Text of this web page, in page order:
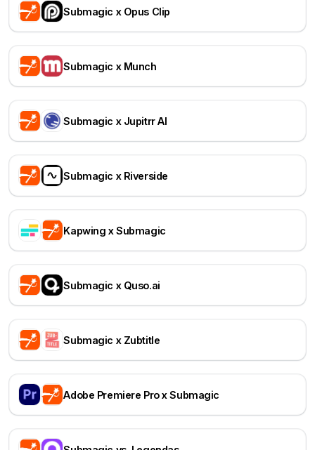
Submagic x Opus Clip
Submagic x Munch
Submagic x Jupitrr AI
Submagic x Riverside
Kapwing x Submagic
Submagic x Quso.ai
Submagic x Zubtitle
Adobe Premiere Pro x Submagic